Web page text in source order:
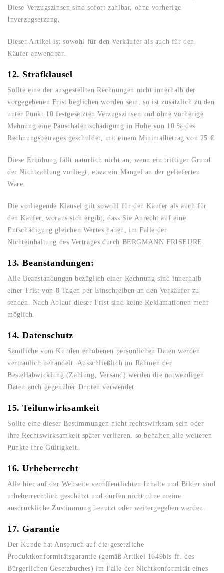
Diese Verzugszinsen sind sofort zahlbar, ohne vorherige
Inverzugsetzung.
Dieser Artikel ist sowohl für den Verkäufer als auch für den
Käufer anwendbar.
12. Strafklausel
Sollte eine der ausgestellten Rechnungen nicht innerhalb der
vorgegebenen Frist beglichen worden sein, so ist zusätzlich zu den
unter Punkt 10 festgesetzten Verzugszinsen und ohne vorherige
Mahnung eine Pauschalentschädigung in Höhe von 10 % des
Rechnungsbetrages geschuldet, mit einem Minimalbetrag von 25 €.
Diese Erhöhung fällt natürlich nicht an, wenn ein triftiger Grund
der Nichtzahlung vorliegt, etwa ein Mangel an der gelieferten
Ware.
Die vorliegende Klausel gilt sowohl für den Käufer als auch für
den Käufer, woraus sich ergibt, dass Sie Anrecht auf eine
Entschädigung gleichen Wertes haben, im Falle der
Nichteinhaltung des Vertrages durch BERGMANN FRISEURE.
13. Beanstandungen:
Alle Beanstandungen bezüglich einer Rechnung sind innerhalb
einer Frist von 8 Tagen per Einschreiben an den Verkäufer zu
senden. Nach Ablauf dieser Frist sind keine Reklamationen mehr
möglich.
14. Datenschutz
Sämtliche vom Kunden erhobenen persönlichen Daten werden
vertraulich behandelt. Ausschließlich im Rahmen der
Bestellabwicklung (Zahlung, Versand) werden die notwendigen
Daten auch gegenüber Dritten verwendet.
15. Teilunwirksamkeit
Sollte eine dieser Bestimmungen nicht rechtswirksam sein oder
ihre Rechtswirksamkeit später verlieren, so behalten alle weiteren
Punkte ihre Gültigkeit.
16. Urheberrecht
Alle hier auf der Webseite veröffentlichten Inhalte und Bilder sind
urheberrechtlich geschützt und dürfen nicht ohne meine
ausdrückliche Zustimmung benutzt oder weitergegeben werden.
17. Garantie
Der Kunde hat Anspruch auf die gesetzliche
Produktkonformitätsgarantie (gemäß Artikel 1649bis ff. des
Bürgerlichen Gesetzbuches) im Falle der Nichtkonformität eines